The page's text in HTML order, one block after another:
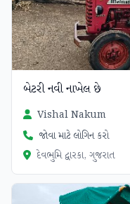
બેટરી નવી નાખેલ છે
Vishal Nakum
જોવા માટે લોગિન કરો
દેવભુમિ દ્વારકા, ગુજરાત